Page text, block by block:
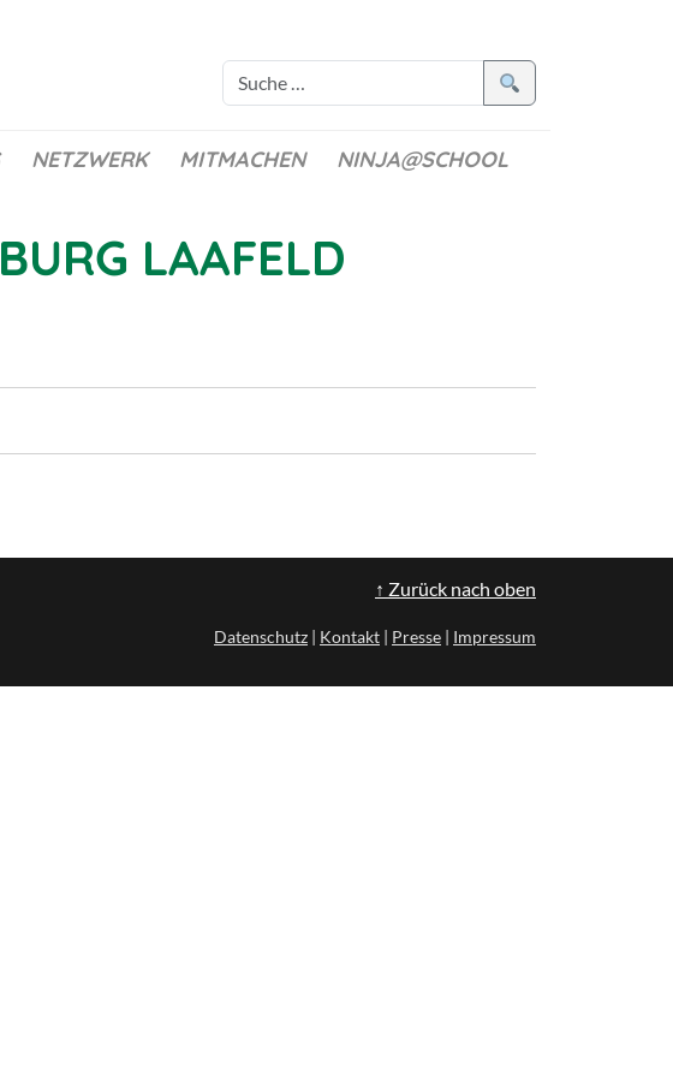
NETZWERK MITMACHEN NINJA@SCHOOL
LAAFELD
↑ Zurück nach oben
Datenschutz | Kontakt | Presse | Impressum